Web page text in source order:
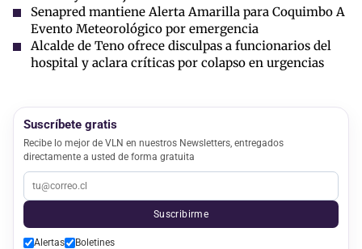
Senapred mantiene Alerta Amarilla para Coquimbo A
Evento Meteorológico por emergencia
Alcalde de Teno ofrece disculpas a funcionarios del
hospital y aclara críticas por colapso en urgencias
Suscríbete gratis
Recibe lo mejor de VLN en nuestros Newsletters, entregados
directamente a usted de forma gratuita
Suscribirme
Alertas Boletines